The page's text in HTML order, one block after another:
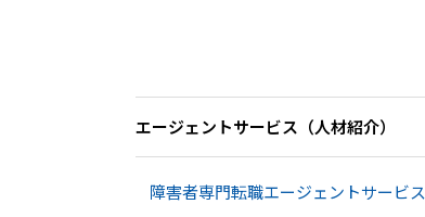
エージェントサービス​（人材紹介）
障害者専門転職エージェントサービス